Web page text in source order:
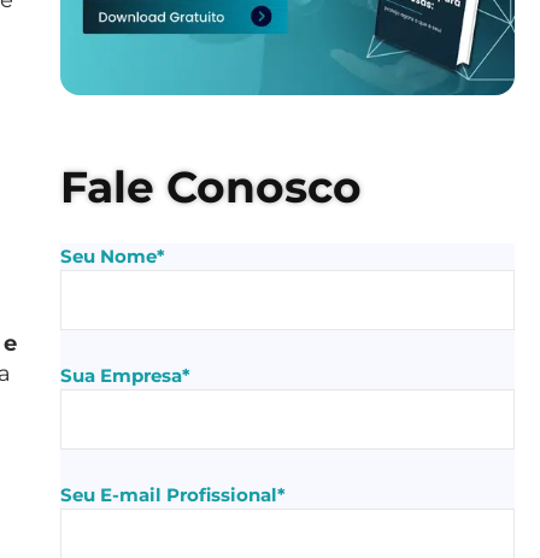
Fale Conosco
Seu Nome*
Sua Empresa*
Seu E-mail Profissional*